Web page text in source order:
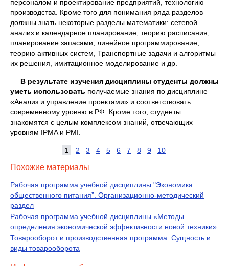
персоналом и проектирование предприятий, технологию
производства. Кроме того для понимания ряда разделов
должны знать некоторые разделы математики: сетевой
анализ и календарное планирование, теорию расписания,
планирование запасами, линейное программирование,
теорию активных систем, Транспортные задачи и алгоритмы
их решения, имитационное моделирование и др.
В результате изучения дисциплины студенты должны
уметь использовать получаемые знания по дисциплине
«Анализ и управление проектами» и соответствовать
современному уровню в РФ. Кроме того, студенты
знакомятся с целым комплексом знаний, отвечающих
уровням IPMA и PMI.
1 2 3 4 5 6 7 8 9 10
Похожие материалы
Рабочая программа учебной дисциплины "Экономика
общественного питания”. Организационно-методический
раздел
Рабочая программа учебной дисциплины «Методы
определения экономической эффективности новой техники»
Товарооборот и производственная программа. Сущность и
виды товарооборота